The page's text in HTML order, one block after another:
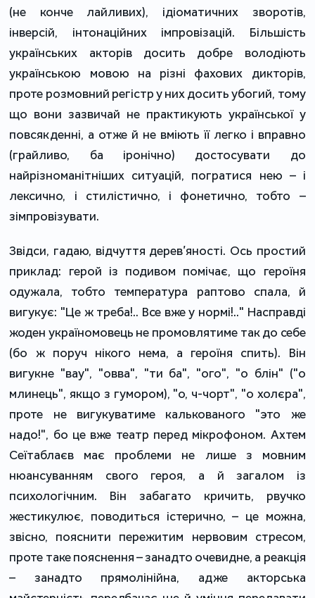
(не конче лайливих), ідіоматичних зворотів,
інверсій, інтонаційних імпровізацій. Більшість
українських акторів досить добре володіють
українською мовою на різні фахових дикторів,
проте розмовний регістр у них досить убогий, тому
що вони зазвичай не практикують української у
повсякденні, а отже й не вміють її легко і вправно
(грайливо, ба іронічно) достосувати до
найрізноманітніших ситуацій, погратися нею – і
лексично, і стилістично, і фонетично, тобто –
зімпровізувати.
Звідси, гадаю, відчуття дерев’яності. Ось простий
приклад: герой із подивом помічає, що героїня
одужала, тобто температура раптово спала, й
вигукує: "Це ж треба!.. Все вже у нормі!.." Насправді
жоден україномовець не промовлятиме так до себе
(бо ж поруч нікого нема, а героїня спить). Він
вигукне "вау", "овва", "ти ба", "ого", "о блін" ("о
млинець", якщо з гумором), "о, ч-чорт", "о холєра",
проте не вигукуватиме калькованого "это же
надо!", бо це вже театр перед мікрофоном. Ахтем
Сеїтаблаєв має проблеми не лише з мовним
нюансуванням свого героя, а й загалом із
психологічним. Він забагато кричить, рвучко
жестикулює, поводиться істерично, – це можна,
звісно, пояснити пережитим нервовим стресом,
проте таке пояснення – занадто очевидне, а реакція
– занадто прямолінійна, адже акторська